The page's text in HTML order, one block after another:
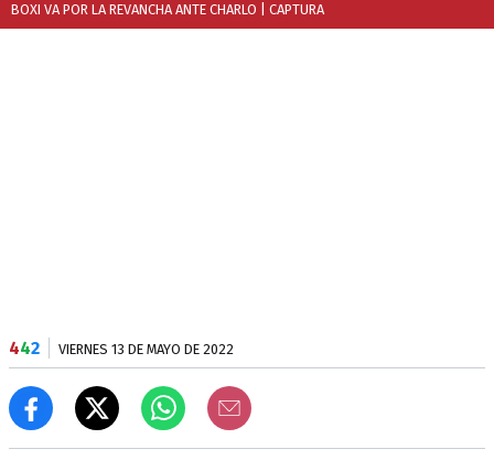
BOXI VA POR LA REVANCHA ANTE CHARLO | CAPTURA
442 VIERNES 13 DE MAYO DE 2022